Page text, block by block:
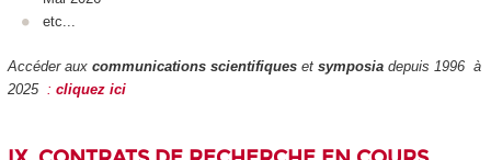
etc...
Accéder aux communications scientifiques et symposia depuis 1996 à
2025 : cliquez ici